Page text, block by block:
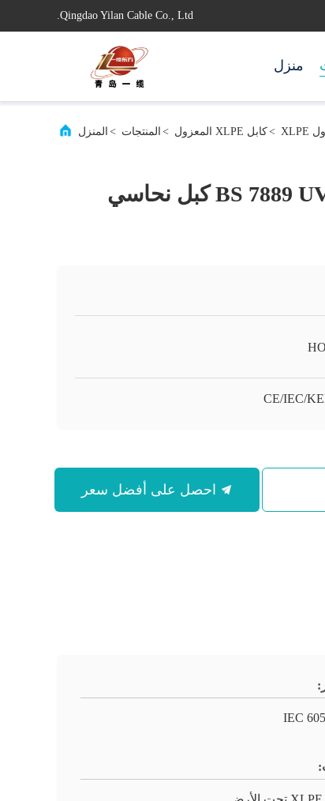
Qingdao Yilan Cable Co., Ltd.
منزل
المنزل > المنتجات > كابل XLPE المعزول>
BS 7889 UV Resistance 3 × 35 كبل نحاسي
CE/IEC/
IEC